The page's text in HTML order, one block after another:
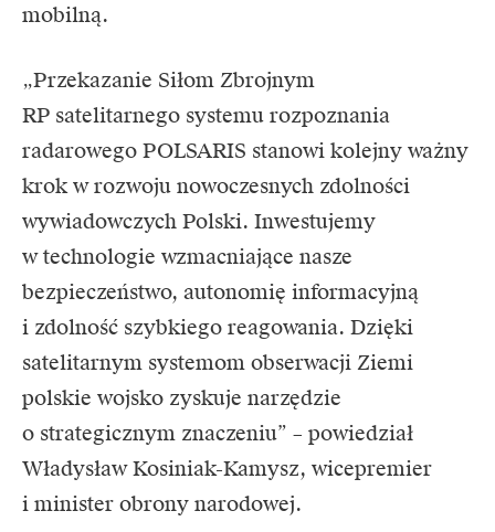
mobilną.
„Przekazanie Siłom Zbrojnym
RP satelitarnego systemu rozpoznania
radarowego POLSARIS stanowi kolejny ważny
krok w rozwoju nowoczesnych zdolności
wywiadowczych Polski. Inwestujemy
w technologie wzmacniające nasze
bezpieczeństwo, autonomię informacyjną
i zdolność szybkiego reagowania. Dzięki
satelitarnym systemom obserwacji Ziemi
polskie wojsko zyskuje narzędzie
o strategicznym znaczeniu” – powiedział
Władysław Kosiniak-Kamysz, wicepremier
i minister obrony narodowej.